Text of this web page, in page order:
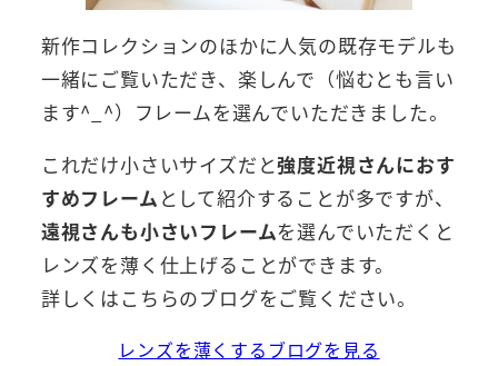
新作コレクションのほかに人気の既存モデルも
一緒にご覧いただき、楽しんで（悩むとも言い
ます^_^）フレームを選んでいただきました。
これだけ小さいサイズだと強度近視さんにおす
すめフレーム として紹介することが多ですが、
遠視さんも小さいフレームを選んでいただくと
レンズを薄く仕上げることができます。
詳しくはこちらのブログをご覧ください。
レンズを薄くするブログを見る